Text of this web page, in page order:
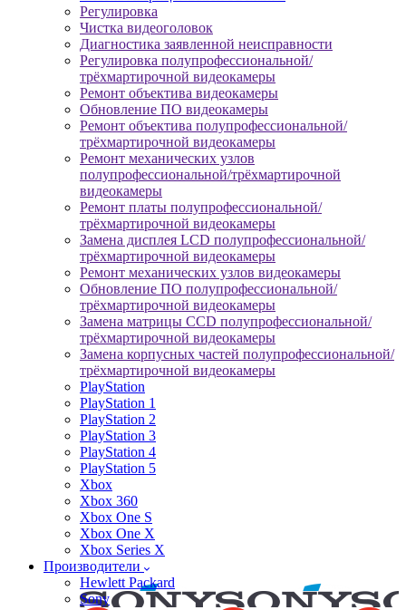
Регулировка
Чистка видеоголовок
Диагностика заявленной неисправности
Регулировка полупрофессиональной/
трёхмартирочной видеокамеры
Ремонт объектива видеокамеры
Обновление ПО видеокамеры
Ремонт объектива полупрофессиональной/
трёхмартирочной видеокамеры
Ремонт механических узлов
полупрофессиональной/трёхмартирочной
видеокамеры
Ремонт платы полупрофессиональной/
трёхмартирочной видеокамеры
Замена дисплея LCD полупрофессиональной/
трёхмартирочной видеокамеры
Ремонт механических узлов видеокамеры
Обновление ПО полупрофессиональной/
трёхмартирочной видеокамеры
Замена матрицы CCD полупрофессиональной/
трёхмартирочной видеокамеры
Замена корпусных частей полупрофессиональной/
трёхмартирочной видеокамеры
PlayStation
PlayStation 1
PlayStation 2
PlayStation 3
PlayStation 4
PlayStation 5
Xbox
Xbox 360
Xbox One S
Xbox One X
Xbox Series X
Производители
Hewlett Packard
Sony